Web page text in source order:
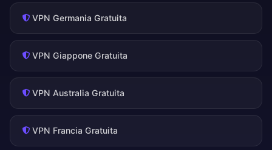
VPN Germania Gratuita
VPN Giappone Gratuita
VPN Australia Gratuita
VPN Francia Gratuita